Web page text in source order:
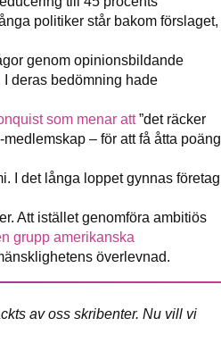
politiker står bakom förslaget,
genom opinionsbildande
I deras bedömning hade
som menar att”det räcker
– för att få åtta poäng
I det långa loppet gynnas företag
Att istället genomföra ambitiös
grupp amerikanska
överlevnad.
av oss skribenter. Nu vill vi